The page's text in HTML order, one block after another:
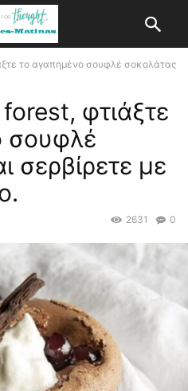
το αγαπημένο σουφλέ σοκολάτας
φτιάξτε
σουφλέ
σερβίρετε με
0
2631